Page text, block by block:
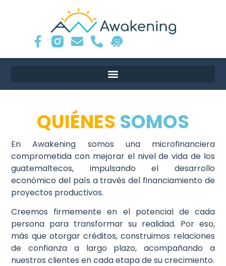
QUIÉNES SOMOS
En Awakening somos una microfinanciera
comprometida con mejorar el nivel de vida de los
guatemaltecos, impulsando el desarrollo
económico del país a través del financiamiento de
proyectos productivos.
Creemos firmemente en el potencial de cada
persona para transformar su realidad. Por eso,
más que otorgar créditos, construimos relaciones
de confianza a largo plazo, acompañando a
nuestros clientes en cada etapa de su crecimiento.